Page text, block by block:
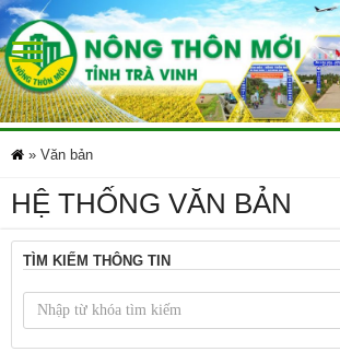
» Văn bản
HỆ THỐNG VĂN BẢN
TÌM KIẾM THÔNG TIN